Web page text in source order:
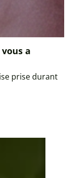
a
prise durant